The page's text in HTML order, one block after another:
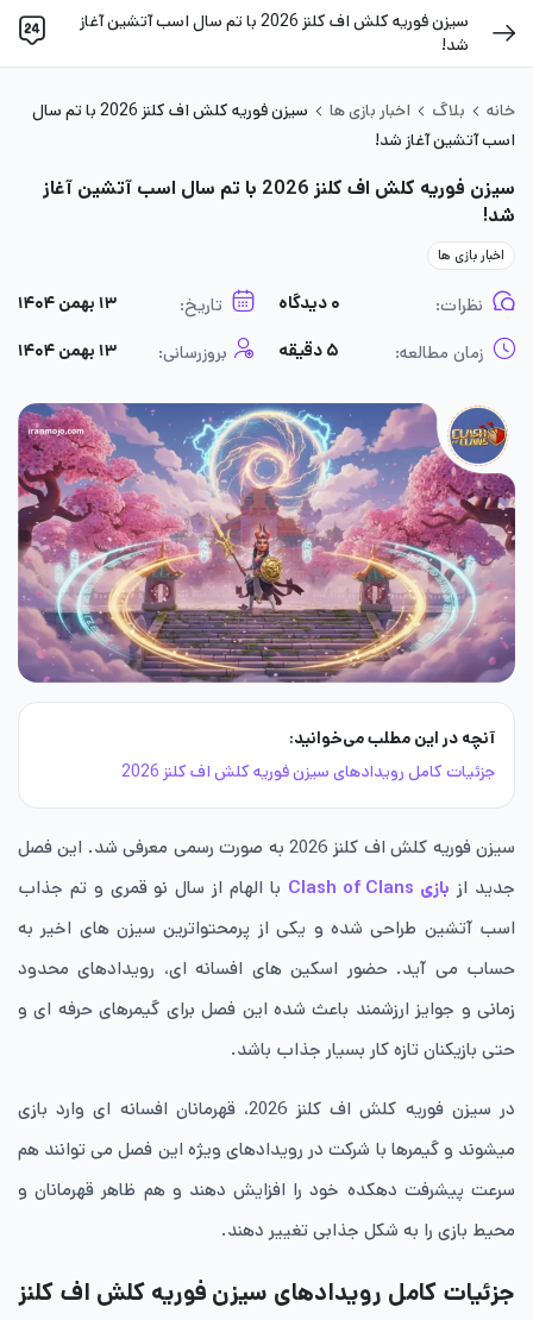
سیزن فوریه کلش اف کلنز 2026 با تم سال اسب آتشین آغاز
شد!
خانه بلاگ اخبار بازی ها
سیزن فوریه کلش اف کلنز 2026 با تم سال
اسب آتشین آغاز شد!
سیزن فوریه کلش اف کلنز 2026 با تم سال اسب آتشین آغاز
شد!
اخبار بازی ها
نظرات: ۰ دیدگاه تاریخ: ۱۳ بهمن ۱۴۰۴
زمان مطالعه: ۵ دقیقه بروزرسانی: ۱۳ بهمن ۱۴۰۴
آنچه در این مطلب می‌خوانید:
جزئیات کامل رویدادهای سیزن فوریه کلش اف کلنز 2026
سیزن فوریه کلش اف کلنز 2026 به صورت رسمی معرفی شد. این فصل
جدید از بازی Clash of Clans
با الهام از سال نو قمری و تم جذاب
اسب آتشین طراحی شده و یکی از پرمحتواترین سیزن های اخیر به
حساب می آید. حضور اسکین های افسانه ای، رویدادهای محدود
زمانی و جوایز ارزشمند باعث شده این فصل برای گیمرهای حرفه ای و
حتی بازیکنان تازه کار بسیار جذاب باشد.
در سیزن فوریه کلش اف کلنز 2026، قهرمانان افسانه ای وارد بازی
میشوند و گیمرها با شرکت در رویدادهای ویژه این فصل می توانند هم
سرعت پیشرفت دهکده خود را افزایش دهند و هم ظاهر قهرمانان و
محیط بازی را به شکل جذابی تغییر دهند.
جزئیات کامل رویدادهای سیزن فوریه کلش اف کلنز